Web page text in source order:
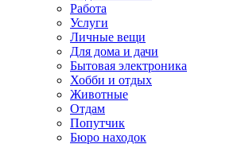
Работа
Услуги
Личные вещи
Для дома и дачи
Бытовая электроника
Хобби и отдых
Животные
Отдам
Попутчик
Бюро находок